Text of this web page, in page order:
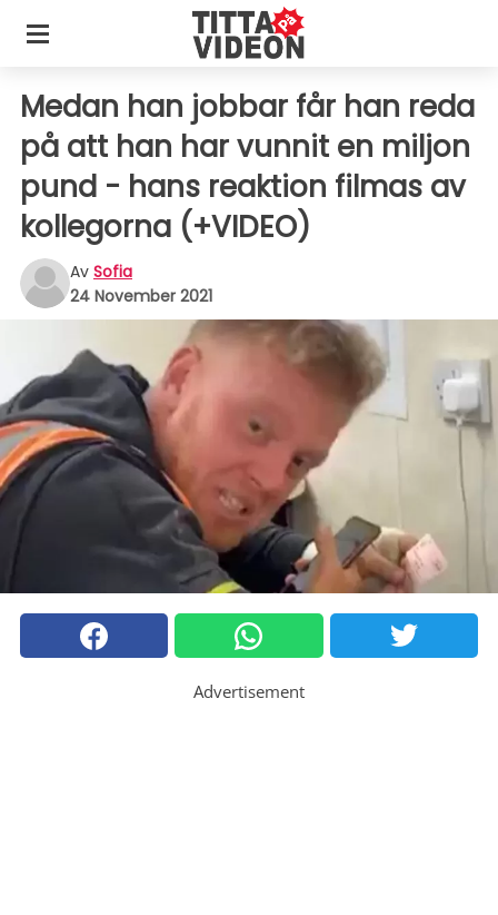
Medan han jobbar får han reda
på att han har vunnit en miljon
pund - hans reaktion filmas av
kollegorna (+VIDEO)
Av Sofia
24 November 2021
Advertisement